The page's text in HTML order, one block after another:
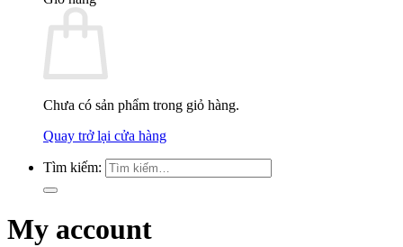
Chưa có sản phẩm trong giỏ hàng.
Quay trở lại cửa hàng
Tìm kiếm:
My account